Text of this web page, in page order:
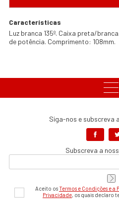
Características
Luz branca 135º. Caixa preta/
de potência. Comprimento: 108mm.
Siga-nos e subscreva
Subscreva a
Aceito osTermos e Condições e
Privacidade, os quais declaro